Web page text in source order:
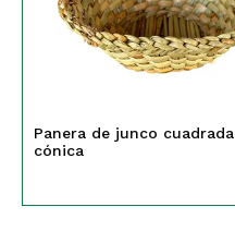
Panera de junco cuadrada
cónica